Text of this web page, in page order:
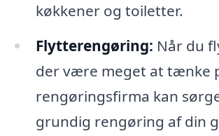
køkkener og toiletter.
Flytterengøring: Når du
der være meget at tænke
rengøringsfirma kan
grundig rengøring af din